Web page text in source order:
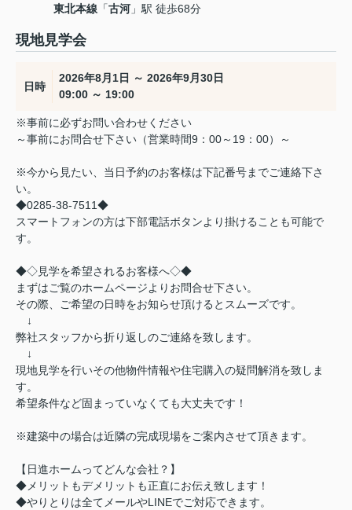
東北本線 「古河 」駅 徒歩68分
現地見学会
日時
2026年8月1日 ～ 2026年9月30日
09:00 ～ 19:00
※事前に必ずお問い合わせください
～事前にお問合せ下さい（営業時間9：00～19：00）～
※今から見たい、当日予約のお客様は下記番号までご連絡下さ
い。
◆0285-38-7511◆
スマートフォンの方は下部電話ボタンより掛けることも可能で
す。
◆◇見学を希望されるお客様へ◇◆
まずはご覧のホームページよりお問合せ下さい。
その際、ご希望の日時をお知らせ頂けるとスムーズです。
↓
弊社スタッフから折り返しのご連絡を致します。
↓
現地見学を行いその他物件情報や住宅購入の疑問解消を致しま
す。
希望条件など固まっていなくても大丈夫です！
※建築中の場合は近隣の完成現場をご案内させて頂きます。
【日進ホームってどんな会社？】
◆メリットもデメリットも正直にお伝え致します！
◆やりとりは全てメールやLINEでご対応できます。